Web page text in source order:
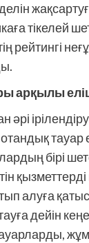
тікелей
рейтингі
арқылы
тауар
бірі
алуға
дейін